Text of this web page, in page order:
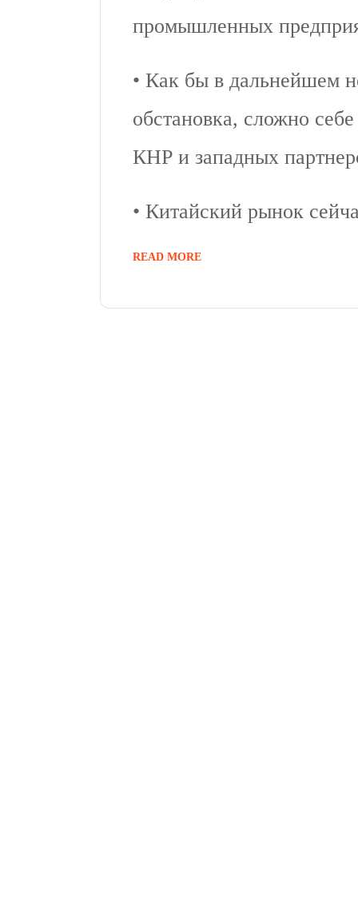
промышленных
• Как бы в дальнейшем
обстановка, сложно
КНР и западных
• Китайский рынок
READ MORE